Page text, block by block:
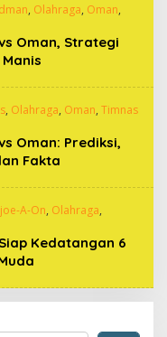
, Olahraga, Oman,
Oman, Strategi
, Olahraga, Oman, Timnas
Oman: Prediksi,
Fakta
A-On, Olahraga,
Kedatangan 6